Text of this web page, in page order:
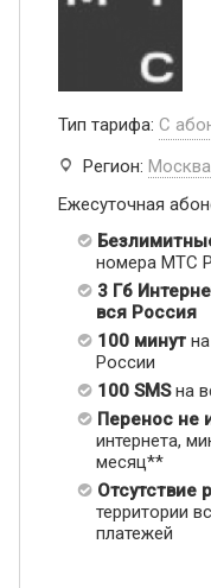
Тип тарифа: С
Регион: Москва
Ежесуточная
номера МТС
3 Гб
вся Россия
100 минут
России
100 SMSна
Перенос не
интернета,
месяц**
Отсутствие
территории
платежей